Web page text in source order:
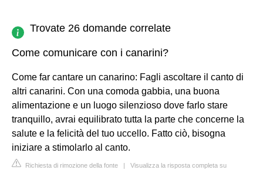
Trovate 26 domande correlate
Come comunicare con i canarini?
Come far cantare un canarino: Fagli ascoltare il canto di
altri canarini. Con una comoda gabbia, una buona
alimentazione e un luogo silenzioso dove farlo stare
tranquillo, avrai equilibrato tutta la parte che concerne la
salute e la felicità del tuo uccello. Fatto ciò, bisogna
iniziare a stimolarlo al canto.
Richiesta di rimozione della fonte | Visualizza la risposta completa su